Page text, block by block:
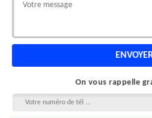
On vous rappelle